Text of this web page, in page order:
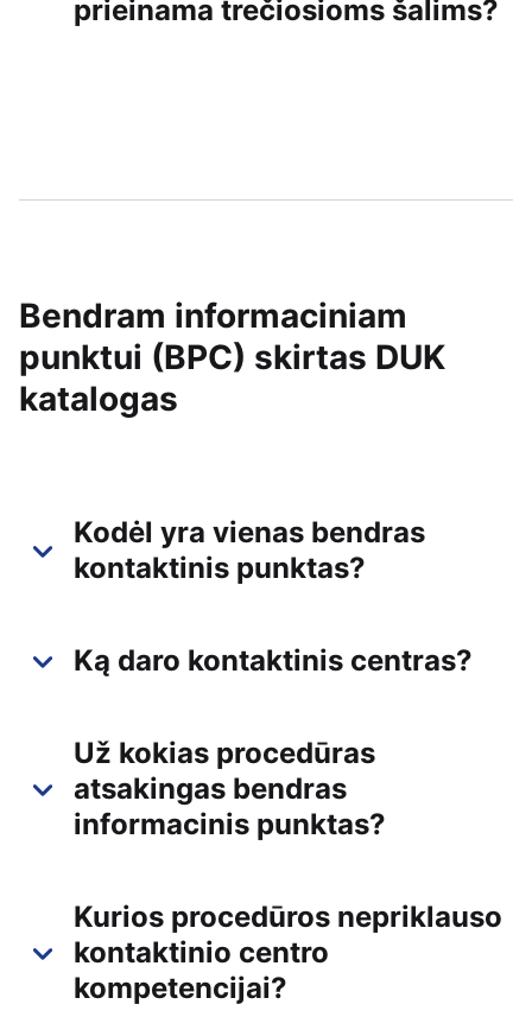
prieinama trečiosioms šalims?
Bendram informaciniam
punktui (BPC) skirtas DUK
katalogas
Kodėl yra vienas bendras
kontaktinis punktas?
Ką daro kontaktinis centras?
Už kokias procedūras
atsakingas bendras
informacinis punktas?
Kurios procedūros nepriklauso
kontaktinio centro
kompetencijai?